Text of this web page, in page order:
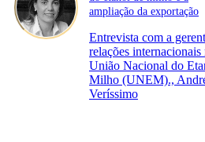
ampliação da exportação
Entrevista com a
relações internacionais
União Nacional do
Milho (UNEM).,
Veríssimo